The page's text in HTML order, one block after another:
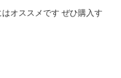
オススメです ぜひ購入す